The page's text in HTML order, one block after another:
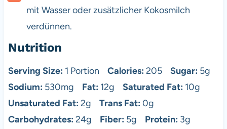
mit Wasser oder zusätzlicher Kokosmilch
verdünnen.
Nutrition
Serving Size: 1 Portion Calories: 205 Sugar: 5g
Sodium: 530mg Fat: 12g Saturated Fat: 10g
Unsaturated Fat: 2g Trans Fat: 0g
Carbohydrates: 24g Fiber: 5g Protein: 3g